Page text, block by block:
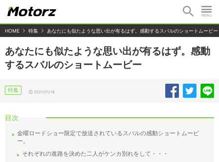
HOME 特集 あなたにも似たような思い出が有るはず。感動するスバルのショートムービー
あなたにも似たような思い出が有るはず。感動
するスバルのショートムービー
特集 2021/01/18
目次
金曜ロードショー限定で放送されているスバルの感動ショートムービ
ー。
それぞれの進路を決めた二人がケンカ別れをして・・・